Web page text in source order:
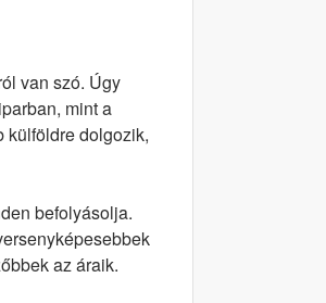
van szó. Úgy
mint a
külföldre dolgozik,
befolyásolja.
az áraik.